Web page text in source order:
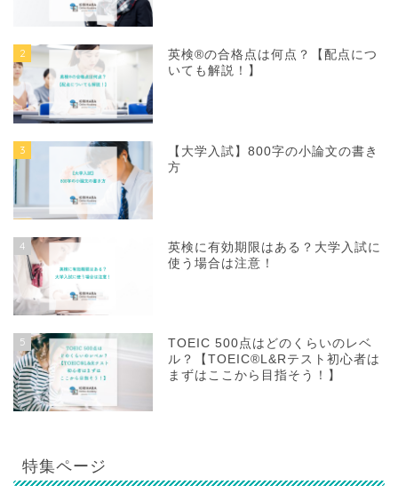
2
英検®の合格点は何点？【配点につ
いても解説！】
3
【大学入試】800字の小論文の書き
方
4
英検に有効期限はある？大学入試に
使う場合は注意！
5
TOEIC 500点はどのくらいのレベ
ル？【TOEIC®L&Rテスト初心者は
まずはここから目指そう！】
特集ページ